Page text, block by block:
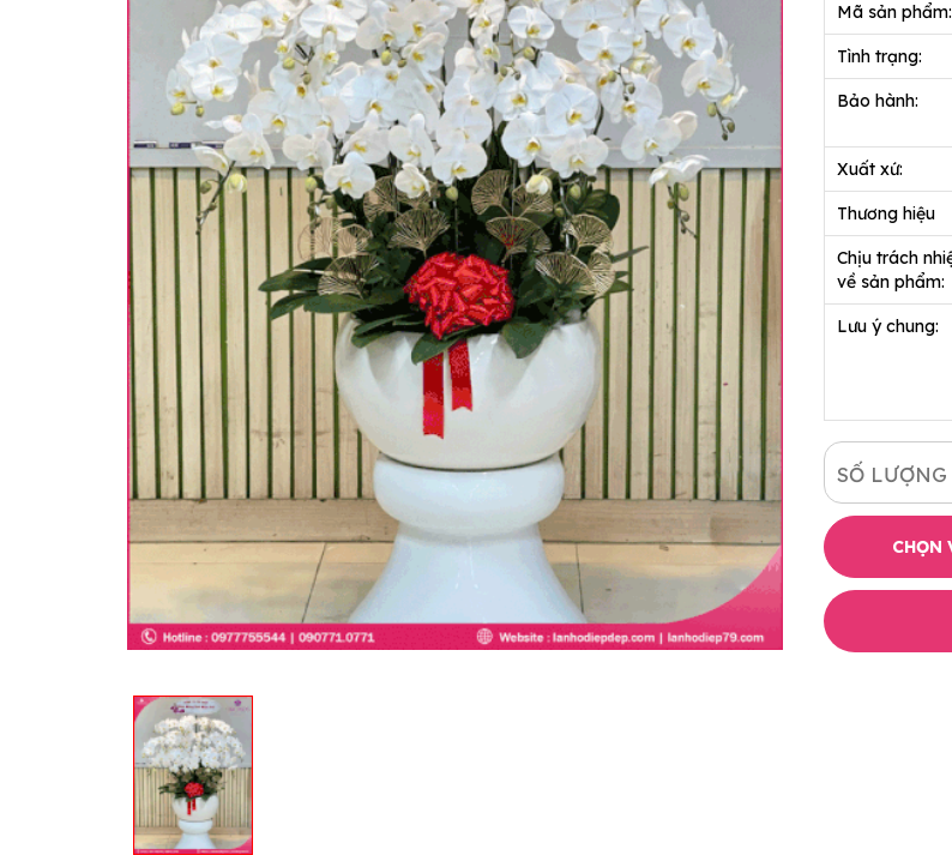
Mã sản phẩm:
Tình trạng:
Bảo hành:
Xuất xứ:
Thương hiệu
Chịu trách
về sản phẩm:
Lưu ý chung:
SỐ LƯỢNG
CHỌN